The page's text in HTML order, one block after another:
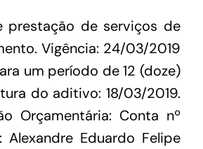
prestação de serviços de
Vigência: 24/03/2019
um período de 12 (doze)
do aditivo: 18/03/2019.
Orçamentária: Conta nº
Eduardo Felipe